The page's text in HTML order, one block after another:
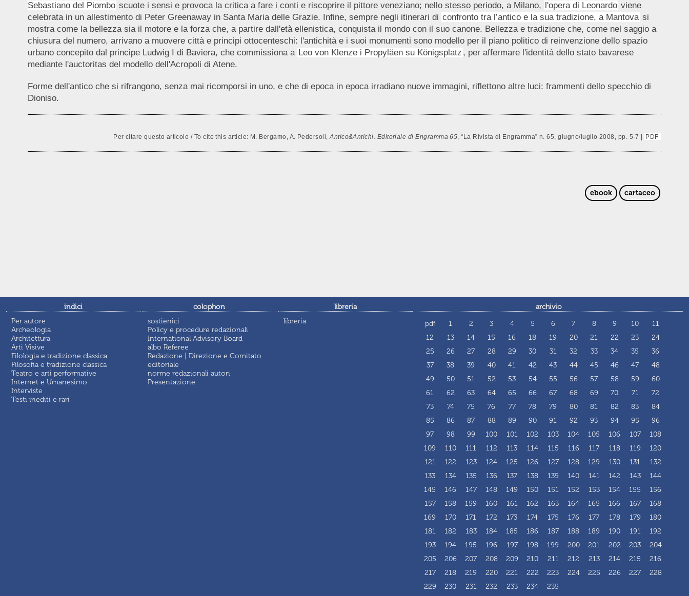
Sebastiano del Piombo scuote i sensi e provoca la critica a fare i conti e riscoprire il pittore veneziano; nello stesso periodo, a Milano, l'opera di Leonardo viene
celebrata in un allestimento di Peter Greenaway in Santa Maria delle Grazie. Infine, sempre negli itinerari di confronto tra l’antico e la sua tradizione, a Mantova si
mostra come la bellezza sia il motore e la forza che, a partire dall'età ellenistica, conquista il mondo con il suo canone. Bellezza e tradizione che, come nel saggio a
chiusura del numero, arrivano a muovere città e principi ottocenteschi: l'antichità e i suoi monumenti sono modello per il piano politico di reinvenzione dello spazio
urbano concepito dal principe Ludwig I di Baviera, che commissiona a Leo von Klenze i Propyläen su Königsplatz , per affermare l'identità dello stato bavarese
mediante l'auctoritas del modello dell'Acropoli di Atene.
Forme dell'antico che si rifrangono, senza mai ricomporsi in uno, e che di epoca in epoca irradiano nuove immagini, riflettono altre luci: frammenti dello specchio di
Dioniso.
Per citare questo articolo / To cite this article: M. Bergamo, A. Pedersoli,Antico&Antichi. Editoriale di Engramma 65 , “La Rivista di Engramma” n. 65, giugno/luglio 2008, pp. 5-7 | PDF
cartaceo
ebook
indici
Per autore
Archeologia
Architettura
Arti Visive
Filologia e tradizione classica
Filosofia e tradizione classica
Teatro e arti performative
Internet e Umanesimo
Interviste
Testi inediti e rari
colophon
sostienici
Policy e procedure redazionali
International Advisory Board
albo Referee
Redazione | Direzione e Comitato
editoriale
norme redazionali autori
Presentazione
libreria
libreria
archivio
pdf
1 2 3 4 5 6 7 8 9 10
11
12
13 14 15 16 18 19 20 21 22 23
24
25
26 27 28 29 30 31 32 33 34 35
36
37
38 39 40 41 42 43 44 45 46 47
48
49
50 51 52 53 54 55 56 57 58 59
60
61
62 63 64 65 66 67 68 69 70 71
72
73
74 75 76 77 78 79 80 81 82 83
84
85
86 87 88 89 90 91 92 93 94 95
96
97
98 99 100 101 102 103 104 105 106 107
108
109
110 111 112 113 114 115 116 117 118 119
120
121
122 123 124 125 126 127 128 129 130 131
132
133
134 135 136 137 138 139 140 141 142 143
144
145
146 147 148 149 150 151 152 153 154 155
156
157
158 159 160 161 162 163 164 165 166 167
168
169
170 171 172 173 174 175 176 177 178 179
180
181
182 183 184 185 186 187 188 189 190 191
192
193
194 195 196 197 198 199 200 201 202 203
204
205
206 207 208 209 210 211 212 213 214 215
216
217
218 219 220 221 222 223 224 225 226 227
228
229
230 231 232 233 234 235